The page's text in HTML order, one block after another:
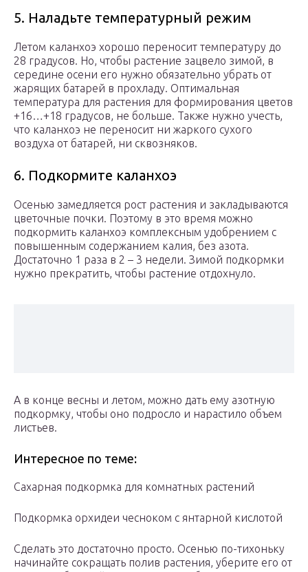
5. Наладьте температурный режим
Летом каланхоэ хорошо переносит температуру до
28 градусов. Но, чтобы растение зацвело зимой, в
середине осени его нужно обязательно убрать от
жарящих батарей в прохладу. Оптимальная
температура для растения для формирования цветов
+16…+18 градусов, не больше. Также нужно учесть,
что каланхоэ не переносит ни жаркого сухого
воздуха от батарей, ни сквозняков.
6. Подкормите каланхоэ
Осенью замедляется рост растения и закладываются
цветочные почки. Поэтому в это время можно
подкормить каланхоэ комплексным удобрением с
повышенным содержанием калия, без азота.
Достаточно 1 раза в 2 – 3 недели. Зимой подкормки
нужно прекратить, чтобы растение отдохнуло.
А в конце весны и летом, можно дать ему азотную
подкормку, чтобы оно подросло и нарастило объем
листьев.
Интересное по теме:
Сахарная подкормка для комнатных растений
Подкормка орхидеи чесноком с янтарной кислотой
Сделать это достаточно просто. Осенью по-тихоньку
начинайте сокращать полив растения, уберите его от